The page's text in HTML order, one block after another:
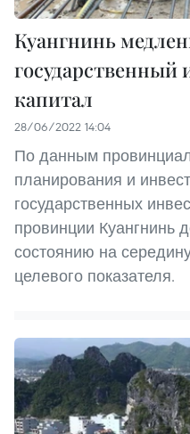
Куангнинь
капитал
28/06/2022 14:04
По данным
планирования и
государственных
провинции Куангнинь
состоянию на
целевого показателя.